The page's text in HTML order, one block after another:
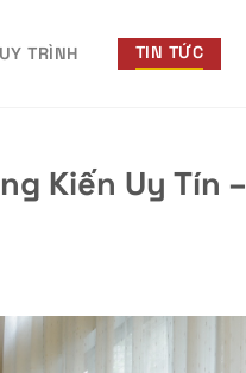
TRÌNH TIN TỨC
Kiến Uy Tín –